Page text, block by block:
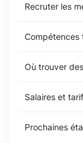
Recruter les
Compétences
Où trouver
Salaires et
Prochaines